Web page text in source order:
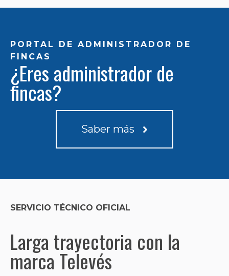
PORTAL DE ADMINISTRADOR DE
FINCAS
¿Eres administrador de
fincas?
Saber más
SERVICIO TÉCNICO OFICIAL
Larga trayectoria con la
marca Televés